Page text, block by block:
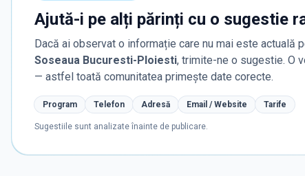
Ajută-i pe alți părinți cu o sugestie
Dacă ai observat o informație care nu mai este actuală
Soseaua Bucuresti-Ploiesti, trimite-ne o sugestie. O
— astfel toată comunitatea primește date corecte.
Program Telefon Adresă Email / Website Tarife
Sugestiile sunt analizate înainte de publicare.